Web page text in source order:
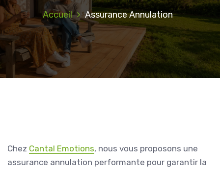
Accueil Assurance Annulation
Chez Cantal Emotions, nous vous proposons une
assurance annulation performante pour garantir la